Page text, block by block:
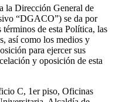
la Dirección General de
“DGACO”) se da por
de esta Política, las
así como los medios y
para ejercer sus
y oposición de esta
C, 1er piso, Oficinas